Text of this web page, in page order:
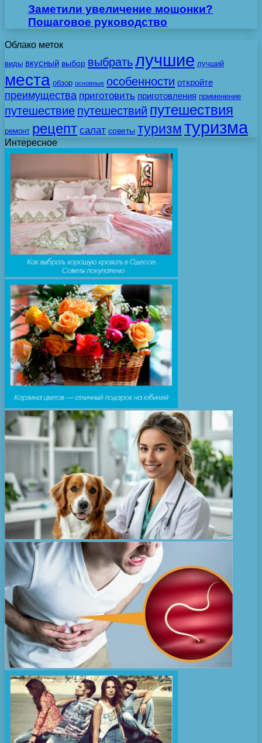
Заметили увеличение мошонки?
Пошаговое руководство
Облако меток
виды вкусный выбор выбратьлучшие лучший
места обзор основные особенности откройте
преимущества приготовить приготовления применение
путешествие путешествий путешествия
ремонт рецепт салат советы туризмтуризма
Интересное